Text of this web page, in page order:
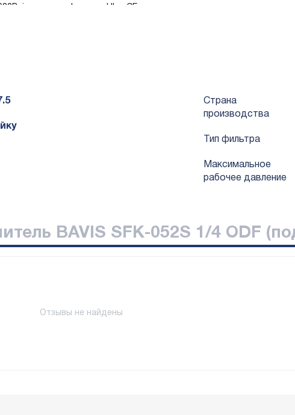
по сертификации UL и CE.
позволяет системе работать более энергоэффективно.
испытывается на солевое опрыскивание выше 500 часов.
Страна
производства
Тип фильтра
Mаксимальное
рабочее давление
BAVIS SFK-052S 1/4 ODF
Отзывы не найдены